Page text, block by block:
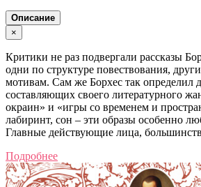
Описание
×
Критики не раз подвергали рассказы
одни по структуре повествования,
мотивам. Сам же Борхес так определил
составляющих своего литературного
окраин» и «игры со временем и
лабиринт, сон – эти образы особенно
Главные действующие лица,
Подробнее